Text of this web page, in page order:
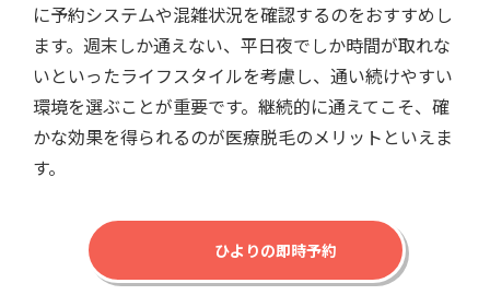
に予約システムや混雑状況を確認するのをおすすめし
ます。週末しか通えない、平日夜でしか時間が取れな
いといったライフスタイルを考慮し、通い続けやすい
環境を選ぶことが重要です。継続的に通えてこそ、確
かな効果を得られるのが医療脱毛のメリットといえま
す。
ひよりの即時予約